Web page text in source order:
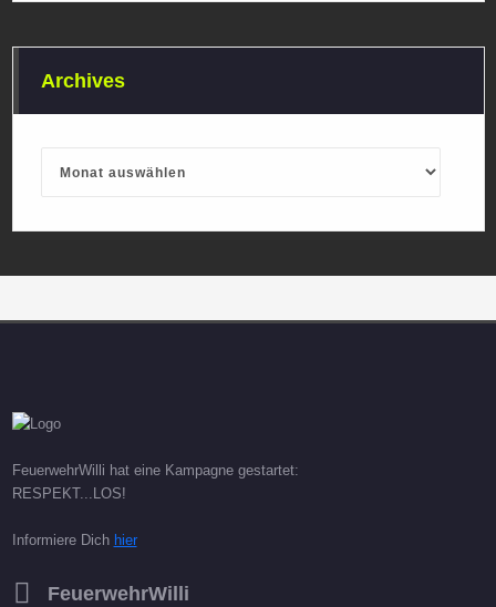
Archives
FeuerwehrWilli hat eine Kampagne gestartet:
RESPEKT...LOS!
Informiere Dich hier
FeuerwehrWilli